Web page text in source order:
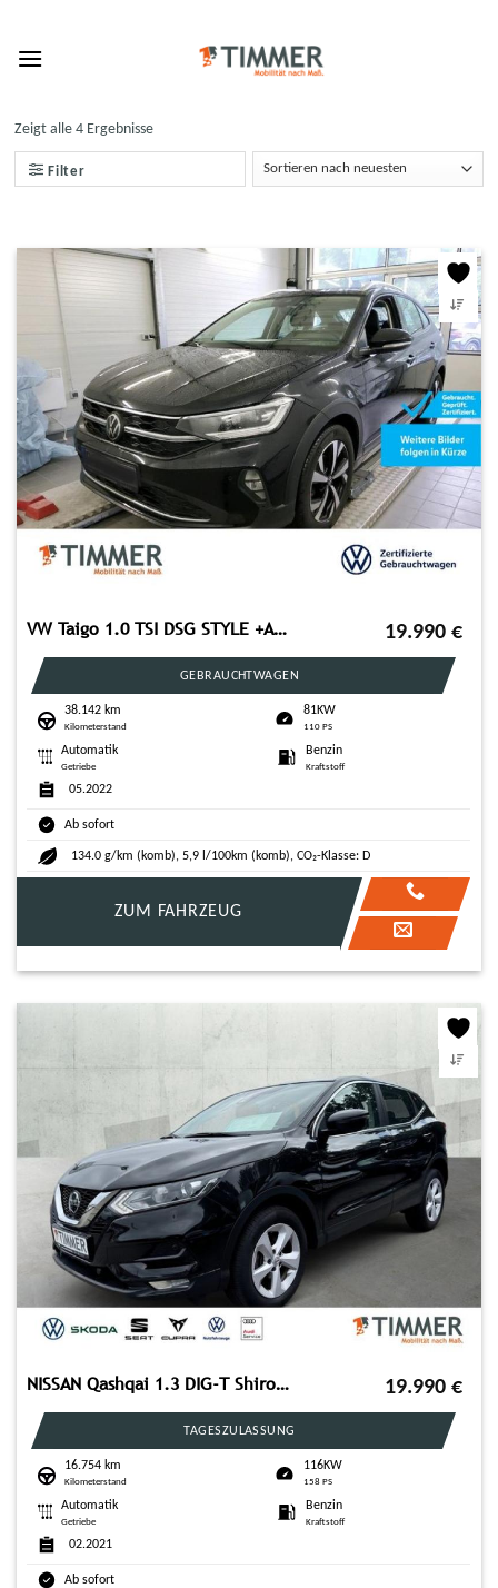
content
Filter
Zeigt alle 4 Ergebnisse
VW Taigo 1.0 TSI DSG STYLE +AHK +IQ.LIGHT +ACC +RKA 19.990 €
GEBRAUCHTWAGEN
38.142 km
Kilometerstand
81KW
110 PS
Automatik
Getriebe
Benzin
Kraftstoff
05.2022
Ab sofort
134.0 g/km (komb), 5,9 l/100km (komb), CO₂-Klasse: D
ZUM FAHRZEUG
NISSAN Qashqai 1.3 DIG-T Shiro +NAVI +7-GangDCT +LM-FEL 19.990 €
TAGESZULASSUNG
16.754 km
Kilometerstand
116KW
158 PS
Automatik
Getriebe
Benzin
Kraftstoff
02.2021
Ab sofort